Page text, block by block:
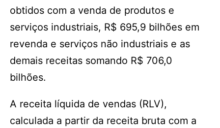
obtidos com a venda de produtos e
serviços industriais, R$ 695,9 bilhões em
revenda e serviços não industriais e as
demais receitas somando R$ 706,0
bilhões.
A receita líquida de vendas (RLV),
calculada a partir da receita bruta com a